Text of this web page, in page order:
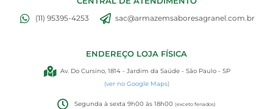
(11) 95395-4253 sac@armazemsaboresagranel.com.br
ENDEREÇO LOJA FÍSICA
Av. Do Cursino, 1814 - Jardim da Saúde - São Paulo - SP
(ver no Google Maps)
Segunda à sexta 9h00 às 18h00(exceto feriados)